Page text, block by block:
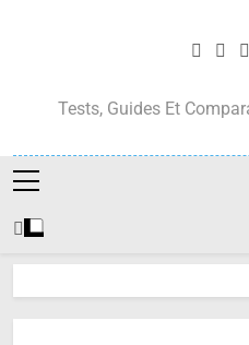
Tests, Guides Et